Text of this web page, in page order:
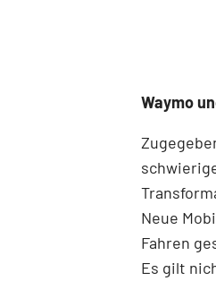
Waymo
Neue
Fahren
Es gilt